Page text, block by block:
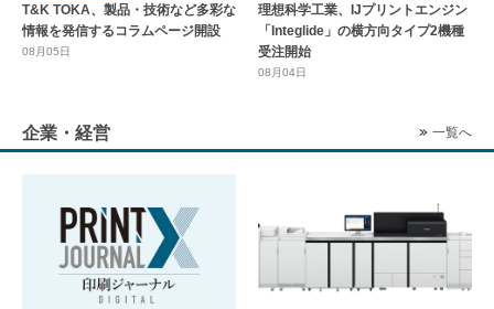
T&K TOKA、製品・技術など多彩な
情報を発信するコラムページ開設
08月05日
理想科学工業、IJプリントエンジン
「Integlide」の横方向タイプ2機種
受注開始
08月04日
企業・経営 一覧へ